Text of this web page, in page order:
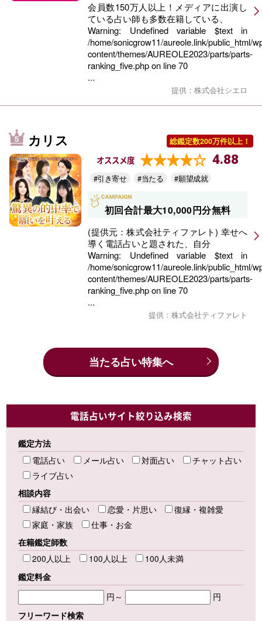
会員数150万人以上！メディアに出演し
ている占い師も多数在籍している、
Warning: Undefined variable $text in
/home/sonicgrow11/aureole.link/public_html/
content/themes/AUREOLE2023/parts/parts-
ranking_five.phpon line70
...
提供：株式会社シエロ
カリス 総鑑定数200万件以上！
オススメ度 4.88
#引き寄せ #当たる #願望成就
初回合計最大10,000円分無料
(提供元：株式会社ティファレト) 幸せへ
導く電話占いと題された、自分
Warning: Undefined variable $text in
/home/sonicgrow11/aureole.link/public_html/
content/themes/AUREOLE2023/parts/parts-
ranking_five.phpon line70
...
提供：株式会社ティファレト
当たる占い特集へ
電話占いサイト絞り込み検索
鑑定方法
電話占い
メール占い 対面占い
チャット占い
ライブ占い
相談内容
縁結び・出会い
恋愛・片思い
復縁・複雑愛
家庭・家族
仕事・お金
在籍鑑定師数
200人以上
100人以上
100人未満
鑑定料金
円～
円
フリーワード検索